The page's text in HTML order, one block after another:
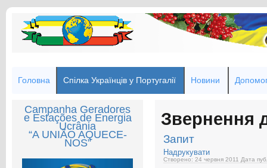
Головна Спілка Українців у Португалії Новини
Campanha Geradores
e Estações de Energia
Ucrânia
“A UNIÃO AQUECE-
NOS”
Звернення
Запит
Надрукувати
Створено: 24 червня 2011 Дата